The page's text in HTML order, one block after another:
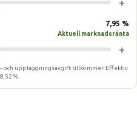
+
7,95 %
Aktuell marknadsränta
+
och uppläggningsavgift tillkommer. Effektiv
8,52 %.